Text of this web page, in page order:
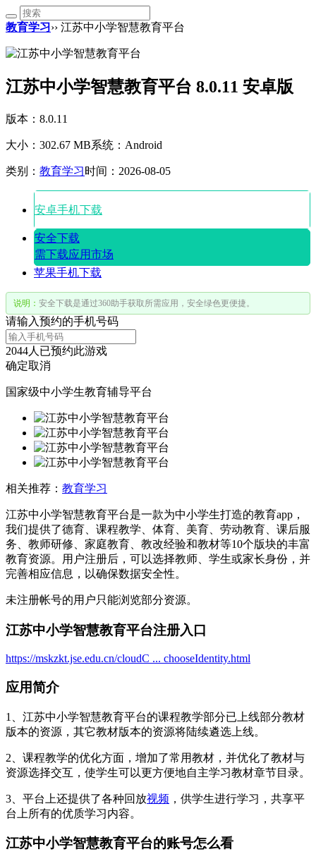
教育学习 ›› 江苏中小学智慧教育平台
江苏中小学智慧教育平台 8.0.11 安卓版
版本：8.0.11
大小：302.67 MB系统：Android
类别： 教育学习时间：2026-08-05
安卓手机下载
安全下载
需下载应用市场
苹果手机下载
说明： 安全下载是通过360助手获取所需应用，安全绿色更便捷。
请输入预约的手机号码
2044人已预约此游戏
确定取消
国家级中小学生教育辅导平台
相关推荐： 教育学习
江苏中小学智慧教育平台是一款为中小学生打造的教育app，
我们提供了德育、课程教学、体育、美育、劳动教育、课后服
务、教师研修、家庭教育、教改经验和教材等10个版块的丰富
教育资源。用户注册后，可以选择教师、学生或家长身份，并
完善相应信息，以确保数据安全性。
未注册帐号的用户只能浏览部分资源。
江苏中小学智慧教育平台注册入口
https://mskzkt.jse.edu.cn/cloudC ... chooseIdentity.html
应用简介
1、江苏中小学智慧教育平台的课程教学部分已上线部分教材
版本的资源，其它教材版本的资源将陆续遴选上线。
2、课程教学的优化方面，增加了常用教材，并优化了教材与
资源选择交互，使学生可以更方便地自主学习教材章节目录。
3、平台上还提供了各种回放视频 ，供学生进行学习，共享平
台上所有的优质学习内容。
‌江苏中小学智慧教育平台的账号怎么看